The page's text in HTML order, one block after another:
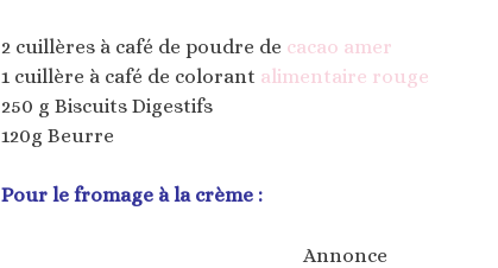
2 cuillères à café de poudre de cacao amer
1 cuillère à café de colorant alimentaire rouge
250 g Biscuits Digestifs
120g Beurre
Pour le fromage à la crème :
Annonce